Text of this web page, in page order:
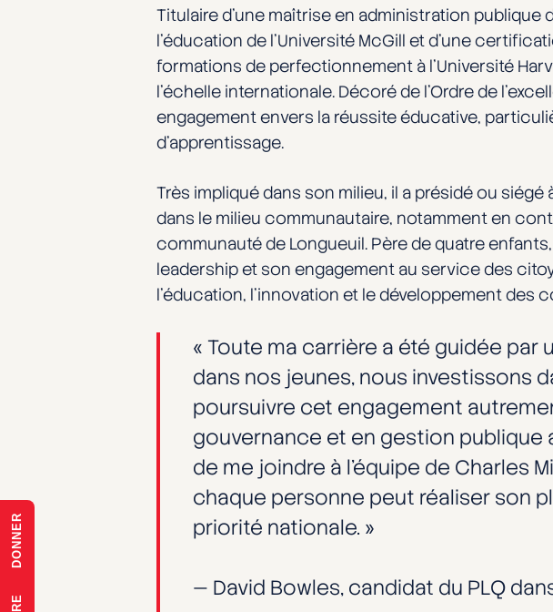
DONNER
Titulaire d’une maîtrise en administration publique
l’éducation de l’Université McGill et d’une
formations de perfectionnement à l’Université
l’échelle internationale. Décoré de l’Ordre de
engagement envers la réussite éducative,
d’apprentissage.
Très impliqué dans son milieu, il a présidé ou
dans le milieu communautaire, notamment en
communauté de Longueuil. Père de quatre
leadership et son engagement au service des
l’éducation, l’innovation et le développement
« Toute ma carrière a été guidée
dans nos jeunes, nous investissons
poursuivre cet engagement
gouvernance et en gestion publique
de me joindre à l’équipe de Charles
chaque personne peut réaliser son
priorité nationale. »
— David Bowles, candidat du PLQ